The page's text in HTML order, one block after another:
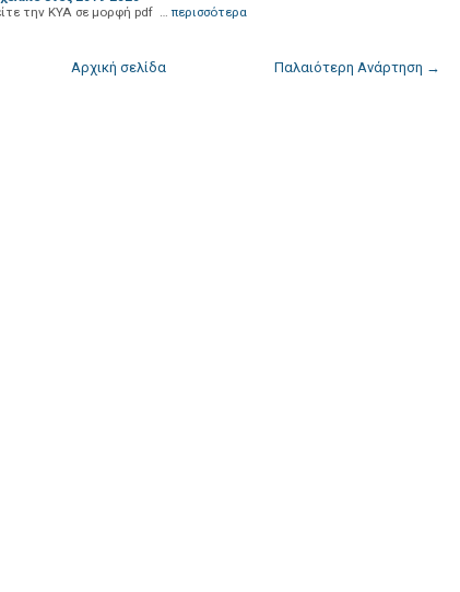
την ΚΥΑ σε μορφή pdf … περισσότερα
Παλαιότερη Ανάρτηση →
Αρχική σελίδα